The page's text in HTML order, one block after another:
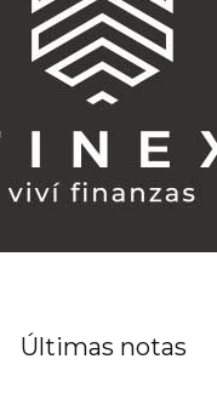
Últimas notas